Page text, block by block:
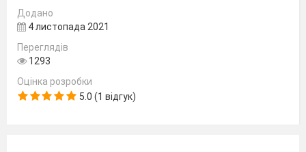
Додано
4 листопада 2021
Переглядів
1293
Оцінка розробки
5.0 (1 відгук)